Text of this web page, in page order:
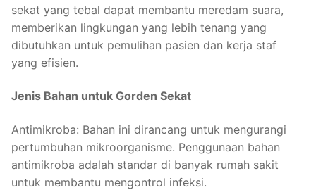
sekat yang tebal dapat membantu meredam suara,
memberikan lingkungan yang lebih tenang yang
dibutuhkan untuk pemulihan pasien dan kerja staf
yang efisien.
Jenis Bahan untuk Gorden Sekat
Antimikroba: Bahan ini dirancang untuk mengurangi
pertumbuhan mikroorganisme. Penggunaan bahan
antimikroba adalah standar di banyak rumah sakit
untuk membantu mengontrol infeksi.